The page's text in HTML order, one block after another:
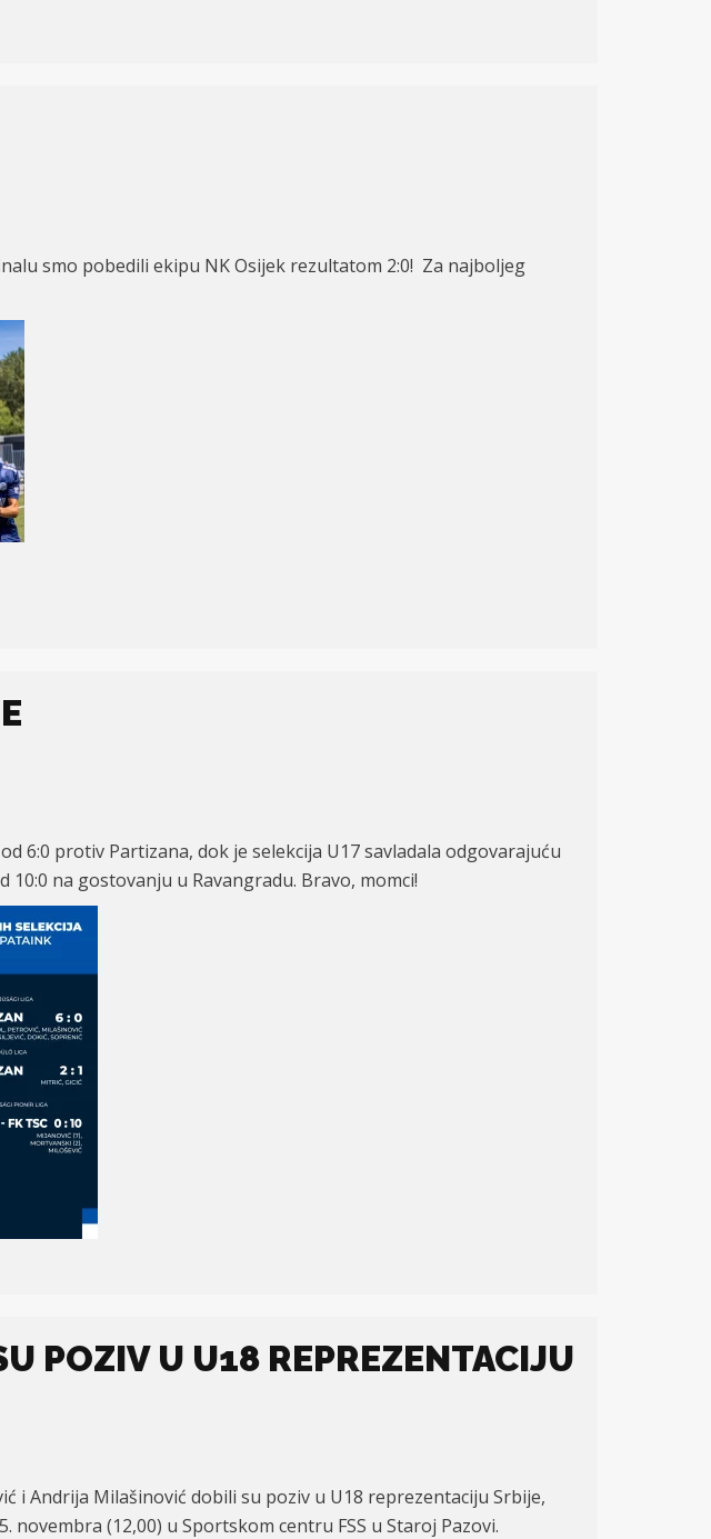
smo pobedili ekipu NK Osijek rezultatom 2:0! Za najboljeg
6:0 protiv Partizana, dok je selekcija U17 savladala odgovarajuću
na gostovanju u Ravangradu. Bravo, momci!
POZIV U U18 REPREZENTACIJU
i Andrija Milašinović dobili su poziv u U18 reprezentaciju Srbije,
(12,00) u Sportskom centru FSS u Staroj Pazovi.